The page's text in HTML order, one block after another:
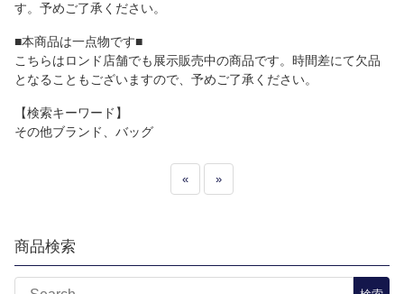
す。予めご了承ください。
■本商品は一点物です■
こちらはロンド店舗でも展示販売中の商品です。時間差にて欠品
となることもございますので、予めご了承ください。
【検索キーワード】
その他ブランド、バッグ
« »
商品検索